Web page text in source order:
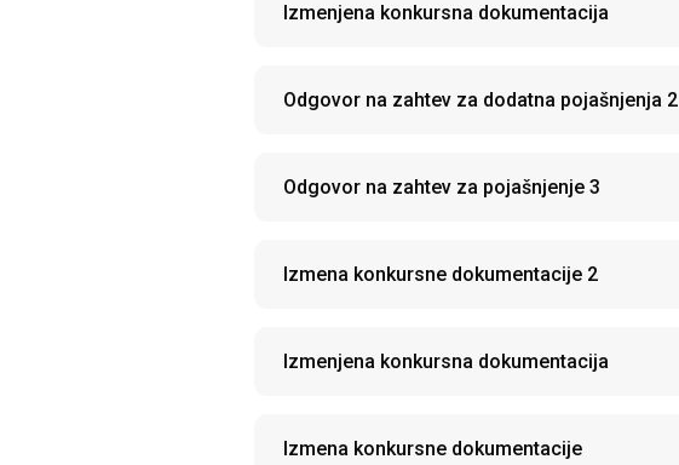
Izmenjena konkursna dokumentacija
Odgovor na zahtev za dodatna pojašnjenja 2
Odgovor na zahtev za pojašnjenje 3
Izmena konkursne dokumentacije 2
Izmenjena konkursna dokumentacija
Izmena konkursne dokumentacije